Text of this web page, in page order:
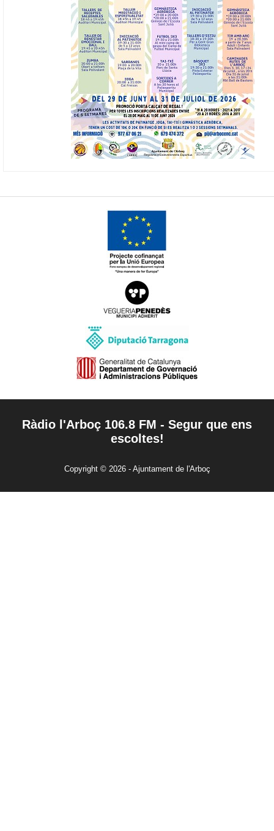
Ràdio l'Arboç 106.8 FM - Segur que ens
escoltes!
Copyright © 2026 - Ajuntament de l'Arboç